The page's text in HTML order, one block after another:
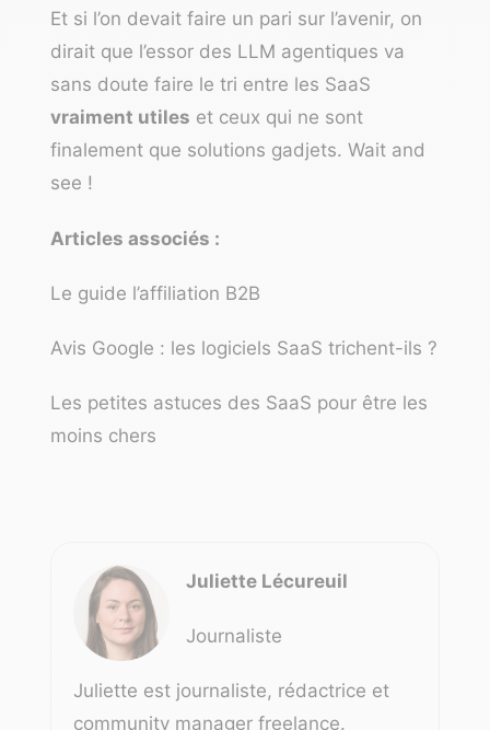
Et si l’on devait faire un pari sur l’avenir, on
dirait que l’essor des LLM agentiques va
sans doute faire le tri entre les SaaS
vraiment utiles et ceux qui ne sont
finalement que solutions gadjets. Wait and
see !
Articles associés :
Le guide l’affiliation B2B
Avis Google : les logiciels SaaS trichent-ils ?
Les petites astuces des SaaS pour être les
moins chers
Juliette Lécureuil
Journaliste
Juliette est journaliste, rédactrice et
community manager freelance.